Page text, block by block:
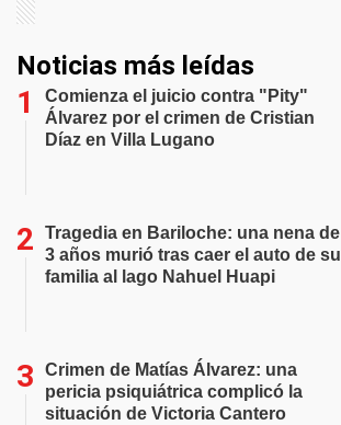
Noticias más leídas
Comienza el juicio contra "Pity"
Álvarez por el crimen de Cristian
Díaz en Villa Lugano
Tragedia en Bariloche: una nena de
3 años murió tras caer el auto de su
familia al lago Nahuel Huapi
Crimen de Matías Álvarez: una
pericia psiquiátrica complicó la
situación de Victoria Cantero